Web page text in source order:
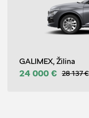
GALIMEX, Žilina
24 000 € 28 137 €